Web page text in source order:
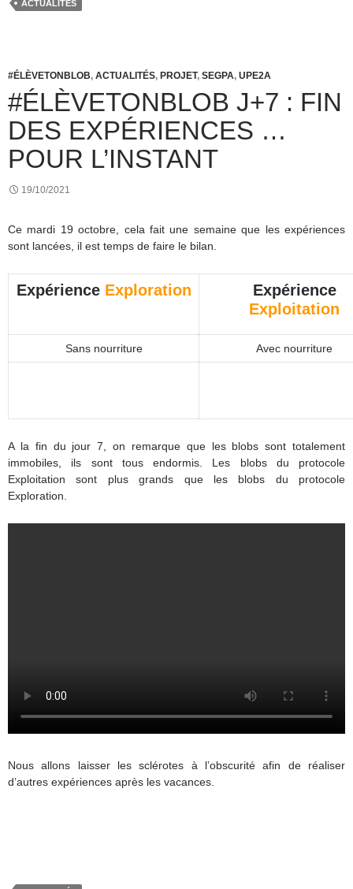
ACTUALITÉS
#ÉLÈVETONBLOB, ACTUALITÉS, PROJET, SEGPA, UPE2A
#ÉLÈVETONBLOB J+7 : FIN
DES EXPÉRIENCES …
POUR L’INSTANT
19/10/2021
Ce mardi 19 octobre, cela fait une semaine que les expériences
sont lancées, il est temps de faire le bilan.
Expérience Exploration
Expérience
Exploitation
Sans nourriture Avec nourriture
A la fin du jour 7, on remarque que les blobs sont totalement
immobiles, ils sont tous endormis. Les blobs du protocole
Exploitation sont plus grands que les blobs du protocole
Exploration.
Nous allons laisser les sclérotes à l’obscurité afin de réaliser
d’autres expériences après les vacances.